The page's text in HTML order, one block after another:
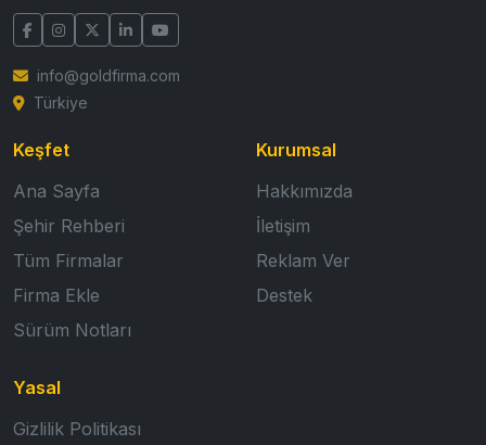
info@goldfirma.com
Türkiye
Keşfet
Ana Sayfa
Şehir Rehberi
Tüm Firmalar
Firma Ekle
Sürüm Notları
Kurumsal
Hakkımızda
İletişim
Reklam Ver
Destek
Yasal
Gizlilik Politikası